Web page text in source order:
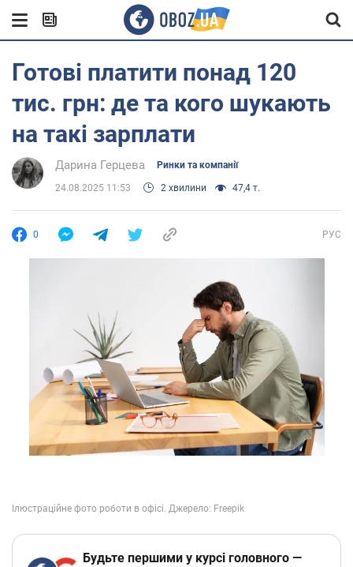
Готові платити понад 120
тис. грн: де та кого шукають
на такі зарплати
Дарина Герцева Ринки та компанії
24.08.2025 11:53 2 хвилини 47,4 т.
0 РУС
Будьте першими у курсі головного —